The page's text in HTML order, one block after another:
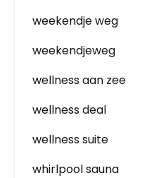
weekendje weg
weekendjeweg
wellness aan zee
wellness deal
wellness suite
whirlpool sauna